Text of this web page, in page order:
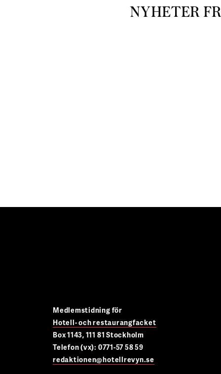
NYHETER
Medlemstidning för
Hotell- och restaurangfacket
Box 1143, 111 81 Stockholm
Telefon (vx): 0771-57 58 59
redaktionen@hotellrevyn.se